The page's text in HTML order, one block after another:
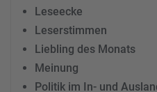
Leseecke
Leserstimmen
Liebling des Monats
Meinung
Politik im In- und